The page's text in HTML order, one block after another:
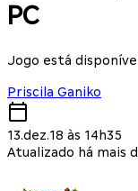
PC
Jogo está
Priscila Ganiko
13.dez.18 às 14h35
Atualizado há mais